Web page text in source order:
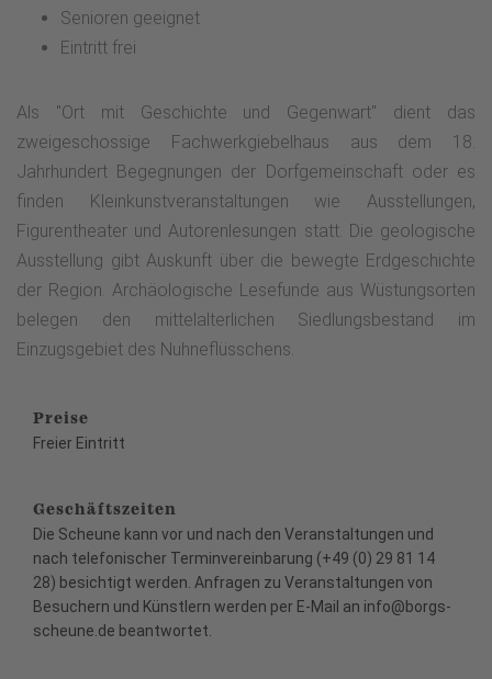
Senioren geeignet
Eintritt frei
Als "Ort mit Geschichte und Gegenwart" dient das
zweigeschossige Fachwerkgiebelhaus aus dem 18.
Jahrhundert Begegnungen der Dorfgemeinschaft oder es
finden Kleinkunstveranstaltungen wie Ausstellungen,
Figurentheater und Autorenlesungen statt. Die geologische
Ausstellung gibt Auskunft über die bewegte Erdgeschichte
der Region. Archäologische Lesefunde aus Wüstungsorten
belegen den mittelalterlichen Siedlungsbestand im
Einzugsgebiet des Nuhneflüsschens.
Preise
Freier Eintritt
Geschäftszeiten
Die Scheune kann vor und nach den Veranstaltungen und
nach telefonischer Terminvereinbarung (+49 (0) 29 81 14
28) besichtigt werden. Anfragen zu Veranstaltungen von
Besuchern und Künstlern werden per E-Mail an info@borgs-
scheune.de beantwortet.